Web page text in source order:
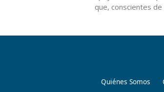
que, conscientes de
Quiénes Somos